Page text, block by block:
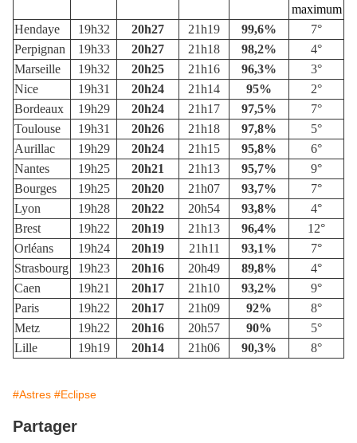
maximum
Hendaye
19h32 20h27 21h19 99,6%
7°
Perpignan
19h33 20h27 21h18 98,2%
4°
Marseille
19h32 20h25 21h16 96,3%
3°
Nice
19h31 20h24 21h14 95%
2°
Bordeaux
19h29 20h24 21h17 97,5%
7°
Toulouse
19h31 20h26 21h18 97,8%
5°
Aurillac
19h29 20h24 21h15 95,8%
6°
Nantes
19h25 20h21 21h13 95,7%
9°
Bourges
19h25 20h20 21h07 93,7%
7°
Lyon
19h28 20h22 20h54 93,8%
4°
Brest
19h22 20h19 21h13 96,4%
12°
Orléans
19h24 20h19 21h11 93,1%
7°
Strasbourg
19h23 20h16 20h49 89,8%
4°
Caen
19h21 20h17 21h10 93,2%
9°
Paris
19h22 20h17 21h09 92%
8°
Metz
19h22 20h16 20h57 90%
5°
Lille
19h19 20h14 21h06 90,3% 8°
#Astres #Eclipse
Partager